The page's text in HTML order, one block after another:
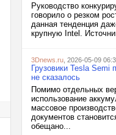
Руководство
говорило о резком
данная тенденция
крупную Intel.
3Dnews.ru , 2026-05-09
Грузовики Tesla
не сказалось
Помимо отдельных
использование
массовое
документов
обещано...